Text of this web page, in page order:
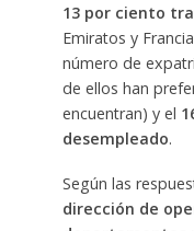
13 por ciento
Emiratos y
número de
de ellos han
encuentran) y el
desempleado.
Según las
dirección de